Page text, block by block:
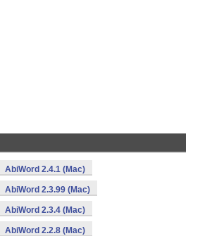
AbiWord 2.4.1 (Mac)
AbiWord 2.3.99 (Mac)
AbiWord 2.3.4 (Mac)
AbiWord 2.2.8 (Mac)